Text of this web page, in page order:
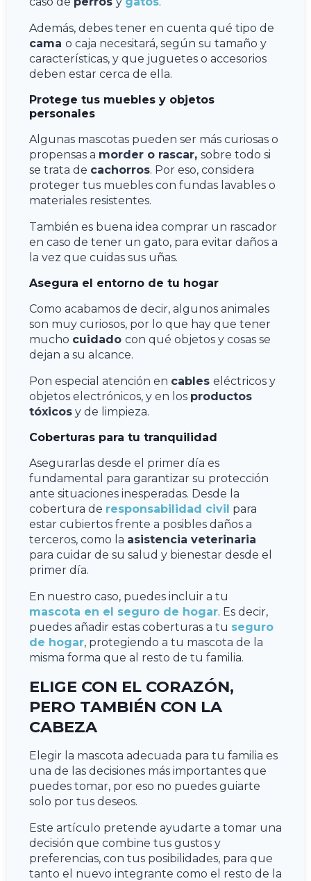
Además, debes tener en cuenta qué tipo de
cama o caja necesitará, según su tamaño y
características, y que juguetes o accesorios
deben estar cerca de ella.
Protege tus muebles y objetos
personales
Algunas mascotas pueden ser más curiosas o
propensas a morder o rascar, sobre todo si
se trata de cachorros. Por eso, considera
proteger tus muebles con fundas lavables o
materiales resistentes.
También es buena idea comprar un rascador
en caso de tener un gato, para evitar daños a
la vez que cuidas sus uñas.
Asegura el entorno de tu hogar
Como acabamos de decir, algunos animales
son muy curiosos, por lo que hay que tener
mucho cuidado con qué objetos y cosas se
dejan a su alcance.
Pon especial atención en cables eléctricos y
objetos electrónicos, y en los productos
tóxicos y de limpieza.
Coberturas para tu tranquilidad
Asegurarlas desde el primer día es
fundamental para garantizar su protección
ante situaciones inesperadas. Desde la
cobertura de responsabilidad civil para
estar cubiertos frente a posibles daños a
terceros, como la asistencia veterinaria
para cuidar de su salud y bienestar desde el
primer día.
En nuestro caso, puedes incluir a tu
mascota en el seguro de hogar. Es decir,
puedes añadir estas coberturas a tu seguro
de hogar, protegiendo a tu mascota de la
misma forma que al resto de tu familia.
ELIGE CON EL CORAZÓN,
PERO TAMBIÉN CON LA
CABEZA
Elegir la mascota adecuada para tu familia es
una de las decisiones más importantes que
puedes tomar, por eso no puedes guiarte
solo por tus deseos.
Este artículo pretende ayudarte a tomar una
decisión que combine tus gustos y
preferencias, con tus posibilidades, para que
tanto el nuevo integrante como el resto de la